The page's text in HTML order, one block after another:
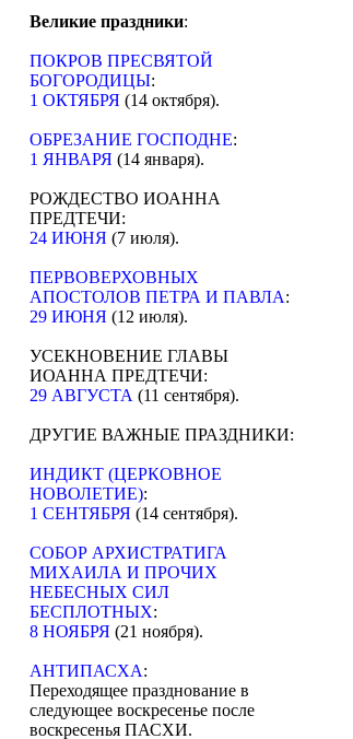
Великие праздники:
ПОКРОВ ПРЕСВЯТОЙ
БОГОРОДИЦЫ:
1 ОКТЯБРЯ (14 октября).
ОБРЕЗАНИЕ ГОСПОДНЕ:
1 ЯНВАРЯ (14 января).
РОЖДЕСТВО ИОАННА
ПРЕДТЕЧИ:
24 ИЮНЯ (7 июля).
ПЕРВОВЕРХОВНЫХ
АПОСТОЛОВ ПЕТРА И ПАВЛА:
29 ИЮНЯ (12 июля).
УСЕКНОВЕНИЕ ГЛАВЫ
ИОАННА ПРЕДТЕЧИ:
29 АВГУСТА (11 сентября).
ДРУГИЕ ВАЖНЫЕ ПРАЗДНИКИ:
ИНДИКТ (ЦЕРКОВНОЕ
НОВОЛЕТИЕ):
1 СЕНТЯБРЯ (14 сентября).
CОБОР АРХИСТРАТИГА
МИХАИЛА И ПРОЧИХ
НЕБЕСНЫХ СИЛ
БЕСПЛОТНЫХ:
8 НОЯБРЯ (21 ноября).
АНТИПАСХА:
Переходящее празднование в
следующее воскресенье после
воскресенья ПАСХИ.